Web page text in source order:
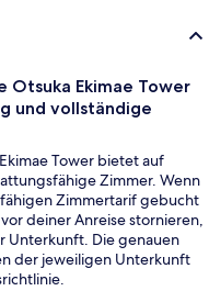
Otsuka Ekimae Tower
und vollständige
Tower bietet auf
Zimmer. Wenn
Zimmertarif gebucht
deiner Anreise stornieren,
Unterkunft. Die genauen
der jeweiligen Unterkunft